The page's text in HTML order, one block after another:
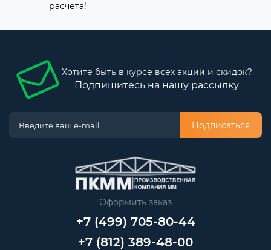
расчета!
Хотите быть в курсе всех акций и скидок?
Подпишитесь на нашу рассылку
Подписаться
Оформить заказ
+7 (499) 705-80-44
+7 (812) 389-48-00